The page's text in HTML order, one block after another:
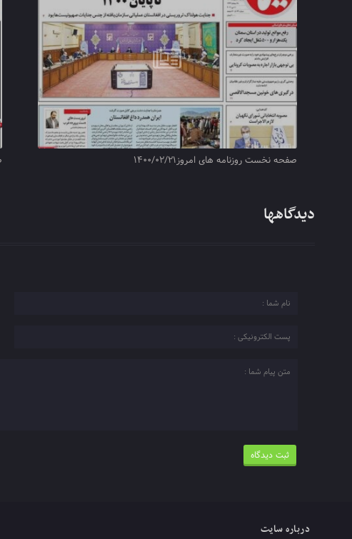
صفحه نخست روزنامه های امروز۱۴۰۰/۰۲/۲۱
دیدگاهها
درباره سایت